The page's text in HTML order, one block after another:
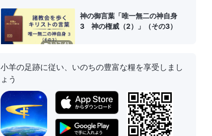
1:17:41
神の御言葉「唯一無二の神自身
3 神の権威（2）」（その3）
58:13
神の御言葉「唯一無二の神自身
神の御言葉「唯一無二の神自身
4 神の聖さ（１）」（その2）
小羊の足跡に従い、いのちの豊富な糧を享受しまし
ょう